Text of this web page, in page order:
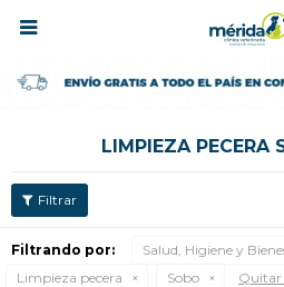

LIMPIEZA PECERA
Filtrando por:
Salud, Higiene y
Limpieza pecera
Sobo Quitar